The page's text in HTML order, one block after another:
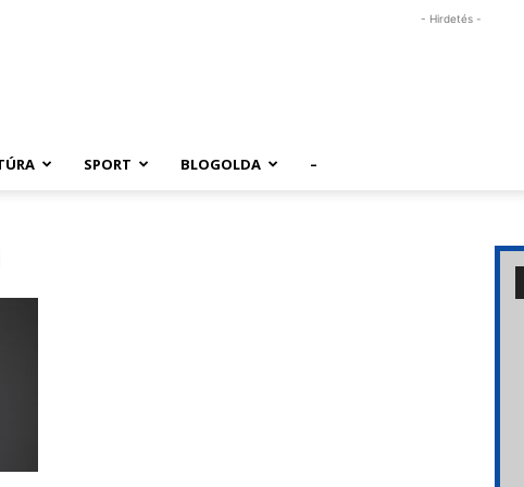
- Hirdetés -
SPORT BLOGOLDA –